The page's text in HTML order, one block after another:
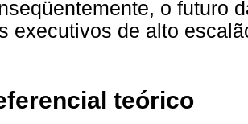
o futuro
executivos de alto
teórico